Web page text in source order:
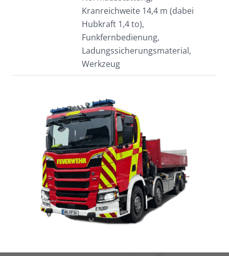
Kranreichweite 14,4 m (dabei
Hubkraft 1,4 to),
Funkfernbedienung,
Ladungssicherungsmaterial,
Werkzeug